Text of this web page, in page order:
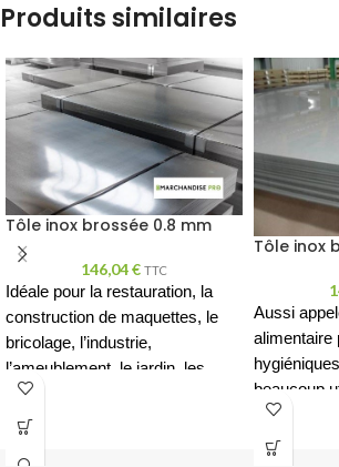
Produits similaires
Tôle inox brossée 0.8 mm
146,04€ TTC
Idéale pour la restauration, la
construction de maquettes, le
bricolage, l’industrie,
l’ameublement, le jardin, les
pièces de finition et plus encore !
Aussi appelé
alimentaire
Tôle inox
Aussi
alimentaire
hygiéniques
beaucoup
métiers de
les